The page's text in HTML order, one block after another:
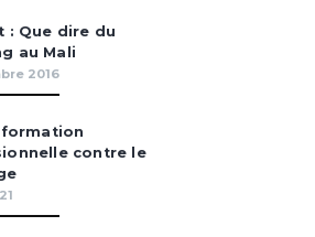
: Que dire du
au Mali
2016
formation
contre le